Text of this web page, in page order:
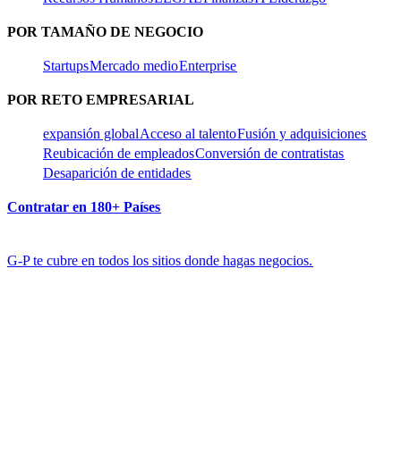
POR TAMAÑO DE NEGOCIO​​
Startups​​Mercado medio​​Enterprise​​
POR RETO EMPRESARIAL​​
expansión global​​Acceso al talento​​Fusión y adquisiciones​​
Reubicación de empleados​​Conversión de contratistas​​
Desaparición de entidades​​
Contratar en 180+ Países​​
G-P te cubre en todos los sitios donde hagas negocios.​​